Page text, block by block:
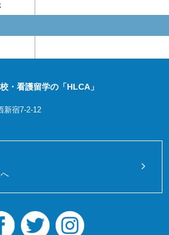
・看護留学の「HLCA」
新宿7-2-12